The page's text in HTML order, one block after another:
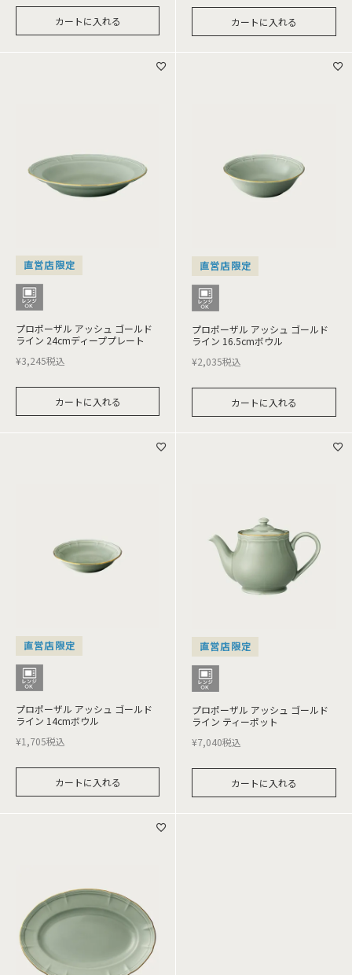
カートに入れる カートに入れる
直営店限定
プロポーザル アッシュ ゴールド
ライン 24cmディーププレート
¥3,245税込
カートに入れる
直営店限定
プロポーザル アッシュ ゴールド
ライン 16.5cmボウル
¥2,035税込
カートに入れる
直営店限定
プロポーザル アッシュ ゴールド
ライン 14cmボウル
¥1,705税込
カートに入れる
直営店限定
プロポーザル アッシュ ゴールド
ライン ティーポット
¥7,040税込
カートに入れる